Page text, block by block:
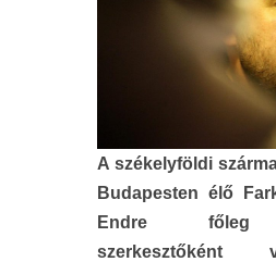
A székelyföldi
Budapesten élő
Endre főleg